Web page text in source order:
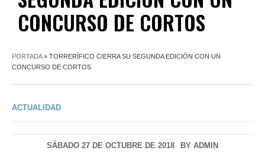
CONCURSO DE CORTOS
PORTADA» TORRERÍFICO CIERRA SU SEGUNDA EDICIÓN CON UN
CONCURSO DE CORTOS
ACTUALIDAD
SÁBADO 27 DE OCTUBRE DE 2018 BY ADMIN